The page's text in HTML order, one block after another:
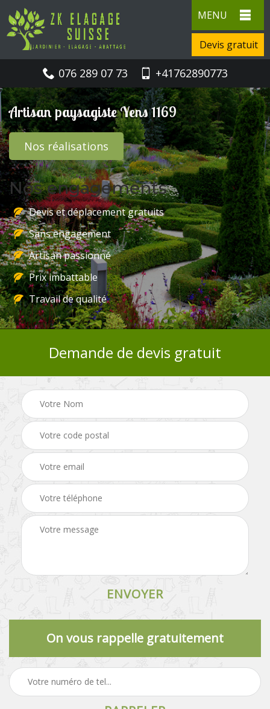
MENU
Devis gratuit
076 289 07 73 +41762890773
Artisan paysagiste Yens 1169
Nos réalisations
Nos engagements
Devis et déplacement gratuits
Sans engagement
Artisan passionné
Prix imbattable
Travail de qualité
Demande de devis gratuit
On vous rappelle gratuitement